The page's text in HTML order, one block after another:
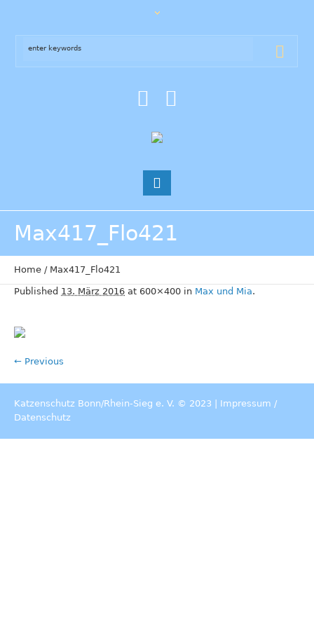
Max417_Flo421
Home / Max417_Flo421
Published 13. März 2016 at 600×400 in Max und Mia.
← Previous
Katzenschutz Bonn/Rhein-Sieg e. V. © 2023 | Impressum /
Datenschutz